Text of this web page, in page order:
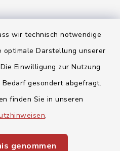
wir technisch notwendige
optimale Darstellung unserer
Einwilligung zur Nutzung
gesondert abgefragt.
finden Sie in unseren
.
genommen